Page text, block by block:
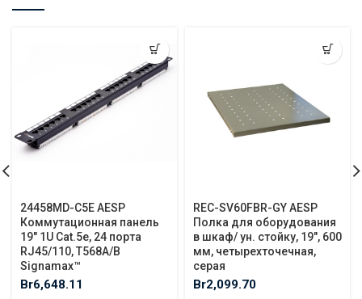
24458MD-C5E AESP
Коммутационная панель
19″ 1U Cat.5e, 24 порта
RJ45/110, T568A/B
Signamax™
Br6,648.11
REC-SV60FBR-GY AESP
Полка для оборудования
в шкаф/ ун. стойку, 19″, 600
мм, четырехточечная,
серая
Br2,099.70